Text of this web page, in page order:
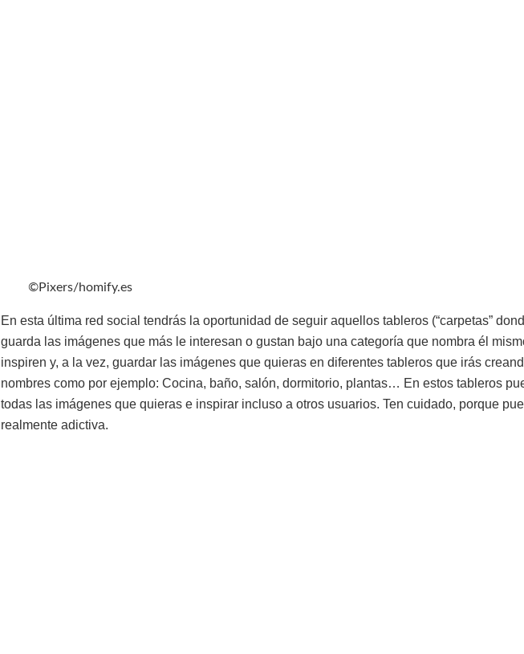
©Pixers/homify.es
En esta última red social tendrás la oportunidad de seguir aquellos tableros (“carpetas”
guarda las imágenes que más le interesan o gustan bajo una categoría que nombra él
inspiren y, a la vez, guardar las imágenes que quieras en diferentes tableros que irás
nombres como por ejemplo: Cocina, baño, salón, dormitorio, plantas… En estos tableros
todas las imágenes que quieras e inspirar incluso a otros usuarios. Ten cuidado, porque
realmente adictiva.